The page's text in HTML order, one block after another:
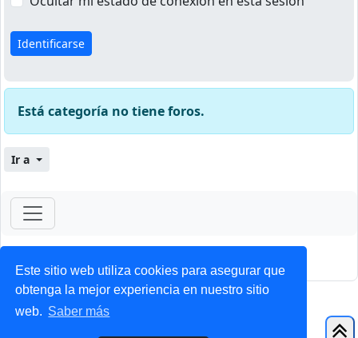
Este sitio web utiliza cookies para asegurar que
obtenga la mejor experiencia en nuestro sitio
web. Saber más
Está categoría no tiene foros.
Ir a
ForoClub 2025
Privacidad| Condiciones